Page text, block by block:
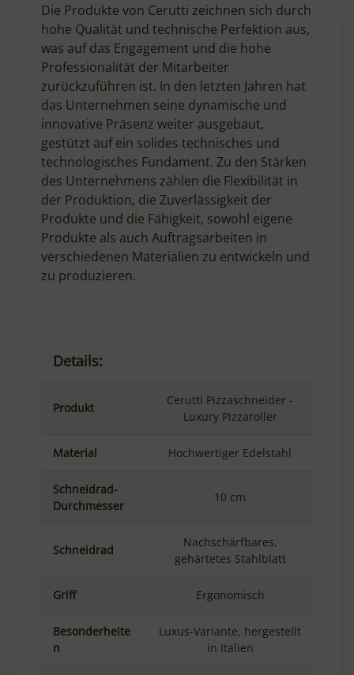
Die Produkte von Cerutti zeichnen sich durch
hohe Qualität und technische Perfektion aus,
was auf das Engagement und die hohe
Professionalität der Mitarbeiter
zurückzuführen ist. In den letzten Jahren hat
das Unternehmen seine dynamische und
innovative Präsenz weiter ausgebaut,
gestützt auf ein solides technisches und
technologisches Fundament. Zu den Stärken
des Unternehmens zählen die Flexibilität in
der Produktion, die Zuverlässigkeit der
Produkte und die Fähigkeit, sowohl eigene
Produkte als auch Auftragsarbeiten in
verschiedenen Materialien zu entwickeln und
zu produzieren.
Details:
Produkt
Cerutti Pizzaschneider -
Luxury Pizzaroller
Material Hochwertiger Edelstahl
Schneidrad-
Durchmesser
10 cm
Schneidrad
Nachschärfbares,
gehärtetes Stahlblatt
Griff Ergonomisch
Besonderheite
n
Luxus-Variante, hergestellt
in Italien